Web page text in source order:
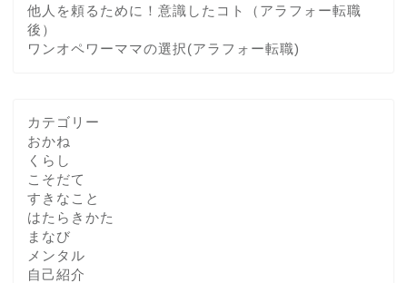
他人を頼るために！意識したコト（アラフォー転職
後）
ワンオペワーママの選択(アラフォー転職)
カテゴリー
おかね
くらし
こそだて
すきなこと
はたらきかた
まなび
メンタル
自己紹介